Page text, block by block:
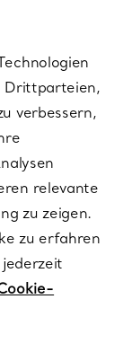
Drittparteien,
verbessern,
relevante
zu zeigen.
zu erfahren